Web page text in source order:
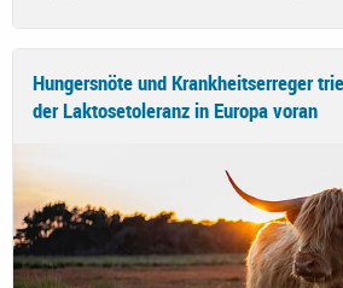
Hungersnöte und Krankheitserreger
der Laktosetoleranz in Europa voran